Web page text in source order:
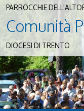
PARROCCHIE
Comunità
DIOCESI DI TRENTO